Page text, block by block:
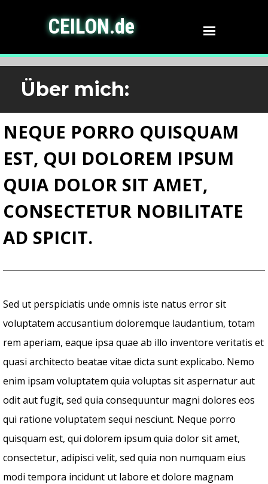
CEILON.de
Über mich:
NEQUE PORRO QUISQUAM
EST, QUI DOLOREM IPSUM
QUIA DOLOR SIT AMET,
CONSECTETUR NOBILITATE
AD SPICIT.
Sed ut perspiciatis unde omnis iste natus error sit
voluptatem accusantium doloremque laudantium, totam
rem aperiam, eaque ipsa quae ab illo inventore veritatis et
quasi architecto beatae vitae dicta sunt explicabo. Nemo
enim ipsam voluptatem quia voluptas sit aspernatur aut
odit aut fugit, sed quia consequuntur magni dolores eos
qui ratione voluptatem sequi nesciunt. Neque porro
quisquam est, qui dolorem ipsum quia dolor sit amet,
consectetur, adipisci velit, sed quia non numquam eius
modi tempora incidunt ut labore et dolore magnam